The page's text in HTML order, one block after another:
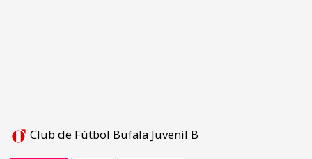
Club de Fútbol Bufala Juvenil B